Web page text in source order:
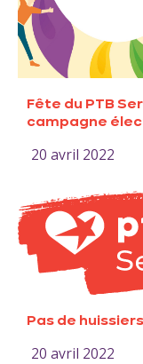
Fête du PTB
campagne
20 avril 2022
Pas de
20 avril 2022